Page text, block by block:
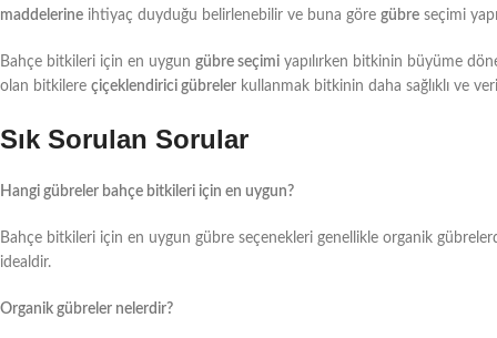
maddelerine ihtiyaç duyduğu belirlenebilir ve buna göre gübre seçimi
Bahçe bitkileri için en uygun gübre seçimi yapılırken bitkinin büyüme
olan bitkilere çiçeklendirici gübreler kullanmak bitkinin daha sağlıklı ve
Sık Sorulan Sorular
Hangi gübreler bahçe bitkileri için en uygun?
Bahçe bitkileri için en uygun gübre seçenekleri genellikle organik
idealdir.
Organik gübreler nelerdir?